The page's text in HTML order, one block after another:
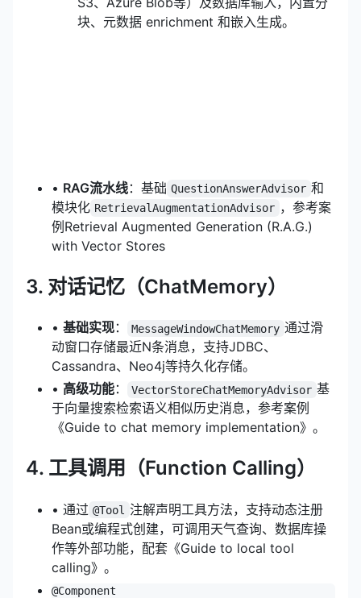
块、元数据 enrichment 和嵌入生成。
• RAG流水线：基础 QuestionAnswerAdvisor 和
模块化 RetrievalAugmentationAdvisor ，参考案
例Retrieval Augmented Generation (R.A.G.)
with Vector Stores
3. 对话记忆（ChatMemory）
• 基础实现： MessageWindowChatMemory 通过滑
动窗口存储最近N条消息，支持JDBC、
Cassandra、 Neo4j等持久化存储。
• 高级功能： VectorStoreChatMemoryAdvisor 基
于向量搜索检索语义相似历史消息，参考案例
《Guide to chat memory implementation》。
4. 工具调用（Function Calling）
• 通过 @Tool 注解声明工具方法，支持动态注册
Bean或编程式创建，可调用天气查询、数据库操
作等外部功能，配套《Guide to local tool
calling》。
@Component